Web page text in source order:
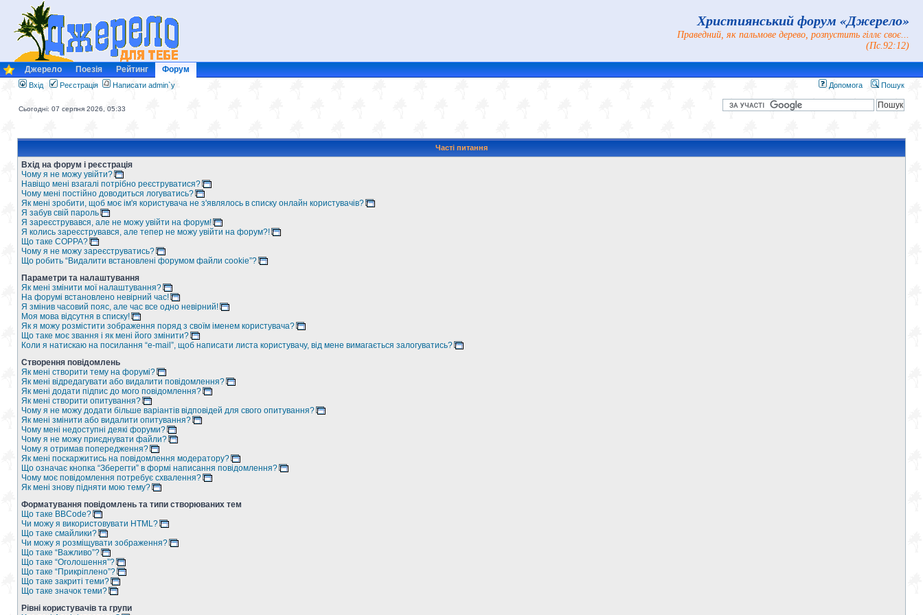
Християнський форум «Джерело»
Праведний, як пальмове дерево, розпустить гіллє своє...
(Пс.92:12)
Джерело Поезія Рейтинг Форум
Вхід Реєстрація Написати admin`у Допомога Пошук
Сьогодні: 07 серпня 2026, 05:33
Часті питання
Вхід на форум і реєстрація
Чому я не можу увійти?
Навіщо мені взагалі потрібно реєструватися?
Чому мені постійно доводиться логуватись?
Як мені зробити, щоб моє ім'я користувача не з'являлось в списку онлайн користувачів?
Я забув свій пароль
Я зареєструвався, але не можу увійти на форум!
Я колись зареєструвався, але тепер не можу увійти на форум?!
Що таке COPPA?
Чому я не можу зареєструватись?
Що робить “Видалити встановлені форумом файли cookie”?
Параметри та налаштування
Як мені змінити мої налаштування?
На форумі встановлено невірний час!
Я змінив часовий пояс, але час все одно невірний!
Моя мова відсутня в списку!
Як я можу розмістити зображення поряд з своїм іменем користувача?
Що таке моє звання і як мені його змінити?
Коли я натискаю на посилання “e-mail”, щоб написати листа користувачу, від мене вимагається залогуватись?
Створення повідомлень
Як мені створити тему на форумі?
Як мені відредагувати або видалити повідомлення?
Як мені додати підпис до мого повідомлення?
Як мені створити опитування?
Чому я не можу додати більше варіантів відповідей для свого опитування?
Як мені змінити або видалити опитування?
Чому мені недоступні деякі форуми?
Чому я не можу приєднувати файли?
Чому я отримав попередження?
Як мені поскаржитись на повідомлення модератору?
Що означає кнопка “Зберегти” в формі написання повідомлення?
Чому моє повідомлення потребує схвалення?
Як мені знову підняти мою тему?
Форматування повідомлень та типи створюваних тем
Що таке BBCode?
Чи можу я використовувати HTML?
Що таке смайлики?
Чи можу я розміщувати зображення?
Що таке “Важливо”?
Що таке “Оголошення”?
Що таке “Прикріплено”?
Що таке закриті теми?
Що таке значок теми?
Рівні користувачів та групи